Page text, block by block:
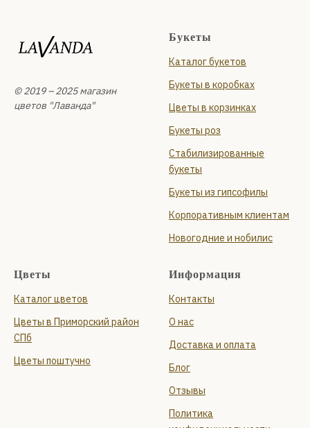
© 2019 – 2025 магазин
цветов "Лаванда"
Букеты
Каталог букетов
Букеты в коробках
Цветы в корзинках
Букеты роз
Стабилизированные
букеты
Букеты из гипсофилы
Корпоративным клиентам
Новогодние и нобилис
Цветы
Каталог цветов
Цветы в Приморский район
СПб
Цветы поштучно
Информация
Контакты
О нас
Доставка и оплата
Блог
Отзывы
Политика